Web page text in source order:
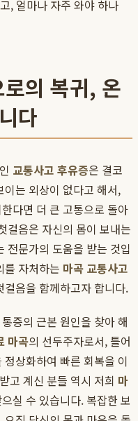
, 얼마나 자주 와야 하나
의 복귀, 온
다
교통사고 후유증은 결코
는 외상이 없다고 해서,
다면 더 큰 고통으로 돌아
걸음은 자신의 몸이 보내는
전문가의 도움을 받는 것입
를 자처하는 마곡 교통사고
걸음을 함께하고자 합니다.
증의 근본 원인을 찾아 해
마곡의 선두주자로서, 틀어
상화하여 빠른 회복을 이
고 계신 분들 역시 저희 마
실 수 있습니다. 복잡한 보